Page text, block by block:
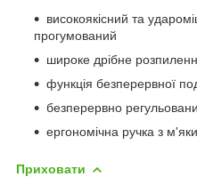
високоякісний та
прогумований
широке дрібне
функція безперервної
безперервно
ергономічна ручка з
Приховати